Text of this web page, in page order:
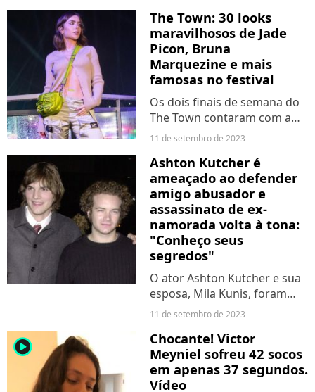
um problema: ela mesma já
gravou vários vídeos com
esse tipo de conteúdo.
The Town: 30 looks
maravilhosos de Jade
Picon, Bruna
Marquezine e mais
famosas no festival
Os dois finais de semana do
The Town contaram com a
presença de várias famosas.
foram um show à parte, com
várias tendências em alta.
11 de setembro de 2023
Ashton Kutcher é
ameaçado ao defender
amigo abusador e
assassinato de ex-
namorada volta à tona:
"Conheço seus
segredos"
O ator Ashton Kutcher e sua
esposa, Mila Kunis, foram
duramente criticados após
colega acusado de estupro.
Após os comentários, ambos
se pronunciaram dizendo...
11 de setembro de 2023
player2
Chocante! Victor
Meyniel sofreu 42 socos
em apenas 37 segundos.
Vídeo